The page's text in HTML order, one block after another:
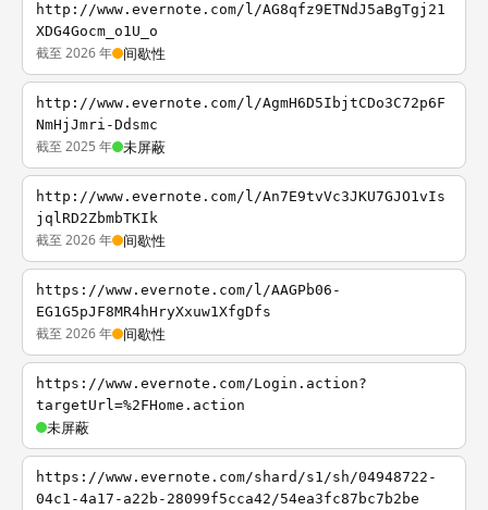
http://www.evernote.com/l/AG8qfz9ETNdJ5aBgTgj21
XDG4Gocm_o1U_o
截至 2026 年 间歇性
http://www.evernote.com/l/AgmH6D5IbjtCDo3C72p6F
NmHjJmri-Ddsmc
截至 2025 年 未屏蔽
http://www.evernote.com/l/An7E9tvVc3JKU7GJO1vIs
jqlRD2ZbmbTKIk
截至 2026 年 间歇性
https://www.evernote.com/l/AAGPb06-
EG1G5pJF8MR4hHryXxuw1XfgDfs
截至 2026 年 间歇性
https://www.evernote.com/Login.action?
targetUrl=%2FHome.action
未屏蔽
https://www.evernote.com/shard/s1/sh/04948722-
04c1-4a17-a22b-28099f5cca42/54ea3fc87bc7b2be